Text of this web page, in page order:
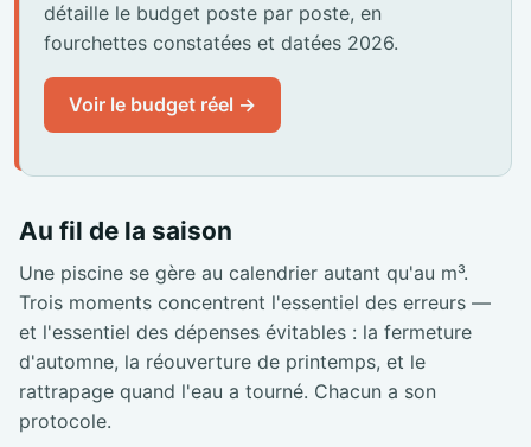
détaille le budget poste par poste, en
fourchettes constatées et datées 2026.
Voir le budget réel →
Au fil de la saison
Une piscine se gère au calendrier autant qu'au m³.
Trois moments concentrent l'essentiel des erreurs —
et l'essentiel des dépenses évitables : la fermeture
d'automne, la réouverture de printemps, et le
rattrapage quand l'eau a tourné. Chacun a son
protocole.